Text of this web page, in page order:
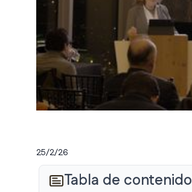
25/2/26
Tabla de contenido